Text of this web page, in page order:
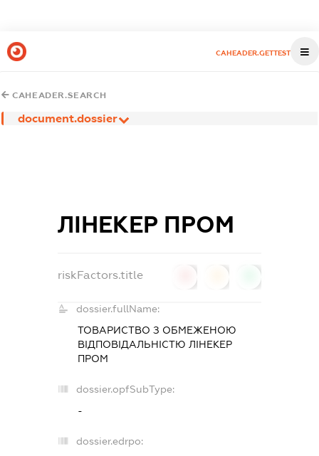
CAHEADER.GETTEST
CAHEADER.SEARCH
document.dossier
ЛІНЕКЕР ПРОМ
riskFactors.title
dossier.fullName:
ТОВАРИСТВО З ОБМЕЖЕНОЮ
ВІДПОВІДАЛЬНІСТЮ ЛІНЕКЕР
ПРОМ
dossier.opfSubType:
-
dossier.edrpo: